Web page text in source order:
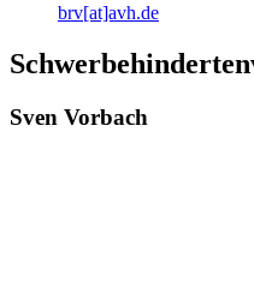
brv[at]avh.de
Sven Vorbach